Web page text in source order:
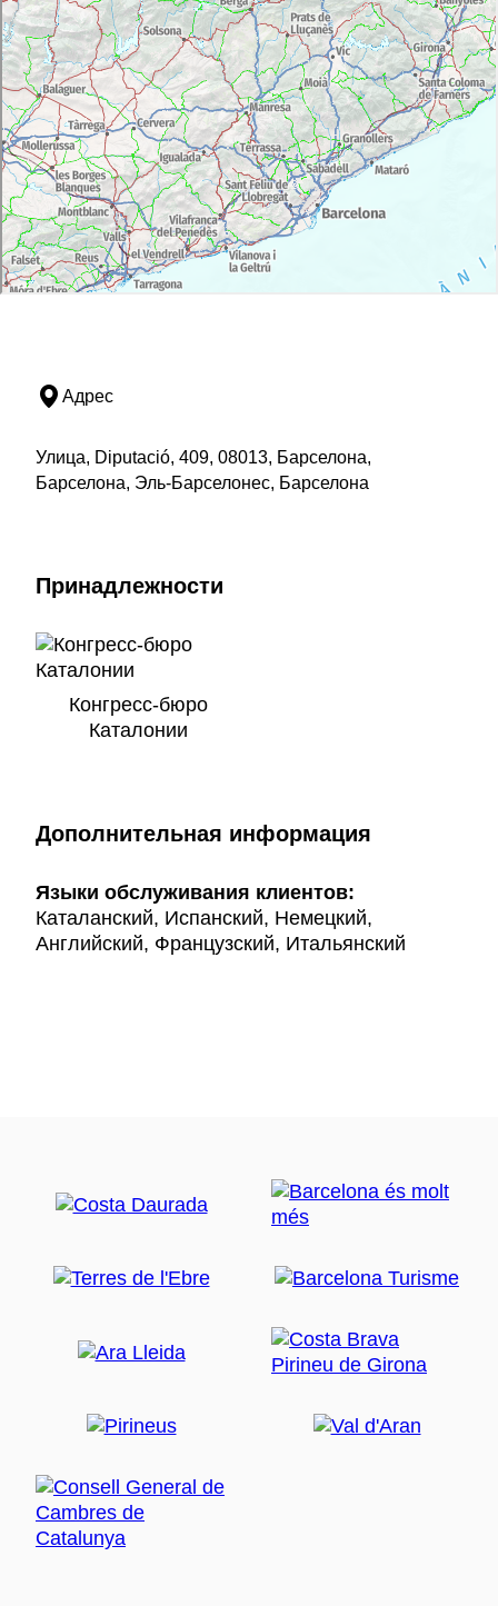
Адрес
Улица, Diputació, 409, 08013, Барселона,
Барселона, Эль-Барселонес, Барселона
Принадлежности
Конгресс-бюро
Каталонии
Дополнительная информация
Языки обслуживания клиентов:
Каталанский, Испанский, Немецкий,
Английский, Французский, Итальянский